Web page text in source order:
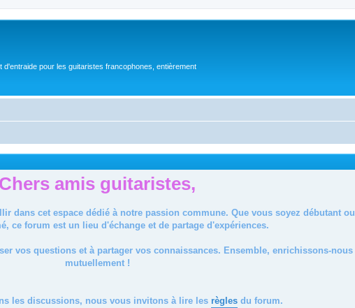
pour les guitaristes francophones, entièrement
Chers amis guitaristes,
dans cet espace dédié à notre passion commune. Que vous soyez débutant ou
ce forum est un lieu d'échange et de partage d'expériences.
vos questions et à partager vos connaissances. Ensemble, enrichissons-nous
mutuellement !
les discussions, nous vous invitons à lire les règles du forum.